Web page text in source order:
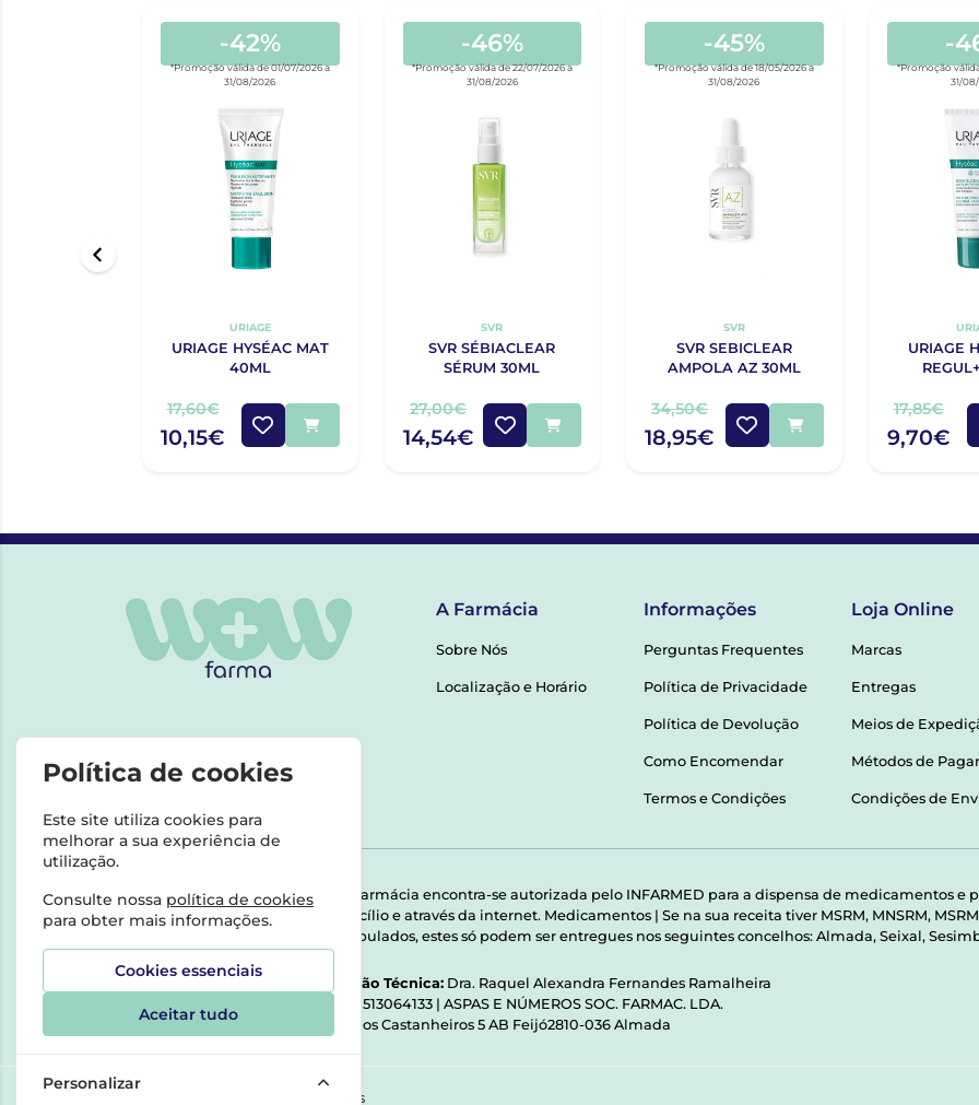
-42%
*Promoção válida de 01/07/2026 a
31/08/2026
URIAGE
URIAGE HYSÉAC MAT
40ML
17,60€
10,15€
-46%
*Promoção válida de 22/07/2026 a
31/08/2026
SVR
SVR SÉBIACLEAR
SÉRUM 30ML
27,00€
14,54€
-45%
*Promoção válida de 18/05/2026 a
31/08/2026
SVR
SVR SEBICLEAR
AMPOLA AZ 30ML
34,50€
18,95€
-
*Promoção
31/
URIAGE
17,85€
9,70€
A Farmácia
Sobre Nós
Localização e Horário
Informações
Perguntas Frequentes
Política de Privacidade
Política de Devolução
Como Encomendar
Termos e Condições
Loja Online
Marcas
Entregas
Meios de
Métodos de
Condições de
Esta farmácia encontra-se autorizada pelo INFARMED para a dispensa de medicamentos e
domicílio e através da internet. Medicamentos | Se na sua receita tiver MSRM, MNSRM,
Manipulados, estes só podem ser entregues nos seguintes concelhos: Almada, Seixal,
Direção Técnica: Dra. Raquel Alexandra Fernandes Ramalheira
513064133 | ASPAS E NÚMEROS SOC. FARMAC. LDA.
Rua dos Castanheiros 5 AB Feijó2810-036 Almada
©2026 Todos os direitos reservados
Política de cookies
Este site utiliza cookies para
melhorar a sua experiência de
utilização.
Consulte nossa política de cookies
para obter mais informações.
Cookies essenciais
Aceitar tudo
Personalizar